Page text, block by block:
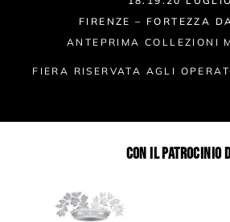
FIRENZE – FORTEZZA
ANTEPRIMA COLLEZIONI
FIERA RISERVATA AGLI
CON IL PATROCINIO